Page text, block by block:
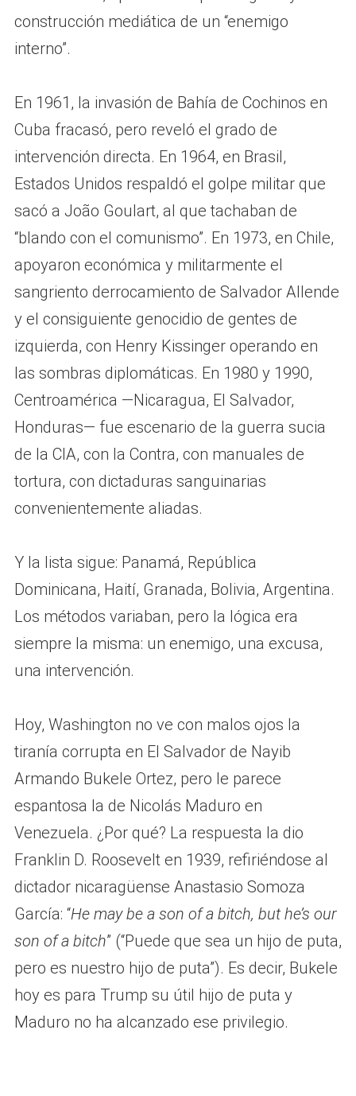
construcción mediática de un “enemigo
interno”.
En 1961, la invasión de Bahía de Cochinos en
Cuba fracasó, pero reveló el grado de
intervención directa. En 1964, en Brasil,
Estados Unidos respaldó el golpe militar que
sacó a João Goulart, al que tachaban de
“blando con el comunismo”. En 1973, en Chile,
apoyaron económica y militarmente el
sangriento derrocamiento de Salvador Allende
y el consiguiente genocidio de gentes de
izquierda, con Henry Kissinger operando en
las sombras diplomáticas. En 1980 y 1990,
Centroamérica —Nicaragua, El Salvador,
Honduras— fue escenario de la guerra sucia
de la CIA, con la Contra, con manuales de
tortura, con dictaduras sanguinarias
convenientemente aliadas.
Y la lista sigue: Panamá, República
Dominicana, Haití, Granada, Bolivia, Argentina.
Los métodos variaban, pero la lógica era
siempre la misma: un enemigo, una excusa,
una intervención.
Hoy, Washington no ve con malos ojos la
tiranía corrupta en El Salvador de Nayib
Armando Bukele Ortez, pero le parece
espantosa la de Nicolás Maduro en
Venezuela. ¿Por qué? La respuesta la dio
Franklin D. Roosevelt en 1939, refiriéndose al
dictador nicaragüense Anastasio Somoza
García: “He may be a son of a bitch, but he’s our
son of a bitch” (“Puede que sea un hijo de puta,
pero es nuestro hijo de puta”). Es decir, Bukele
hoy es para Trump su útil hijo de puta y
Maduro no ha alcanzado ese privilegio.